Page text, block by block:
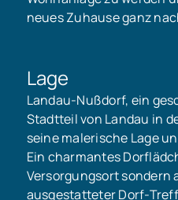
neues Zuhause ganz
Lage
Landau-Nußdorf, ein
Stadtteil von Landau in
seine malerische Lage
Ein charmantes
Versorgungsort sondern
ausgestatteter Dorf-